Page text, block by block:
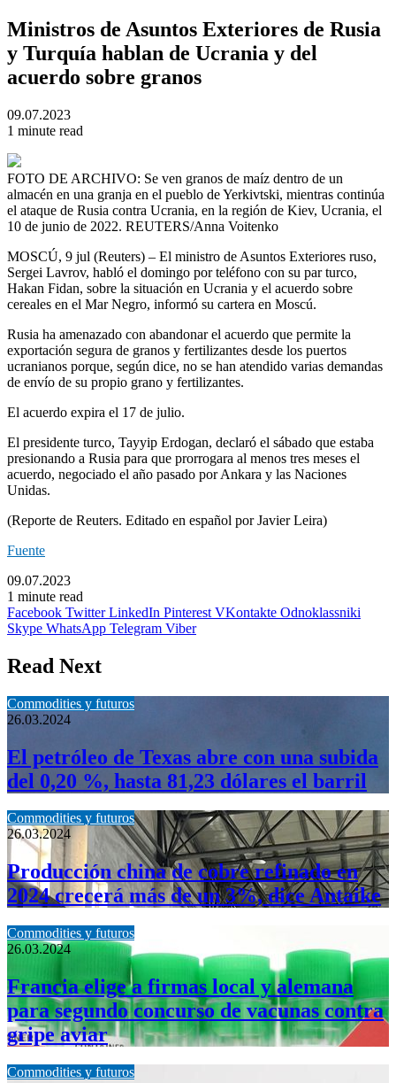
Ministros de Asuntos Exteriores de Rusia
y Turquía hablan de Ucrania y del
acuerdo sobre granos
09.07.2023
1 minute read
FOTO DE ARCHIVO: Se ven granos de maíz dentro de un
almacén en una granja en el pueblo de Yerkivtski, mientras continúa
el ataque de Rusia contra Ucrania, en la región de Kiev, Ucrania, el
10 de junio de 2022. REUTERS/Anna Voitenko
MOSCÚ, 9 jul (Reuters) – El ministro de Asuntos Exteriores ruso,
Sergei Lavrov, habló el domingo por teléfono con su par turco,
Hakan Fidan, sobre la situación en Ucrania y el acuerdo sobre
cereales en el Mar Negro, informó su cartera en Moscú.
Rusia ha amenazado con abandonar el acuerdo que permite la
exportación segura de granos y fertilizantes desde los puertos
ucranianos porque, según dice, no se han atendido varias demandas
de envío de su propio grano y fertilizantes.
El acuerdo expira el 17 de julio.
El presidente turco, Tayyip Erdogan, declaró el sábado que estaba
presionando a Rusia para que prorrogara al menos tres meses el
acuerdo, negociado el año pasado por Ankara y las Naciones
Unidas.
(Reporte de Reuters. Editado en español por Javier Leira)
Fuente
09.07.2023
1 minute read
Facebook Twitter LinkedIn Pinterest VKontakte Odnoklassniki
Skype WhatsApp Telegram Viber
Read Next
Commodities y futuros
26.03.2024
El petróleo de Texas abre con una subida
del 0,20 %, hasta 81,23 dólares el barril
Commodities y futuros
26.03.2024
Producción china de cobre refinado en
2024 crecerá más de un 3%, dice Antaike
Commodities y futuros
26.03.2024
Francia elige a firmas local y alemana
para segundo concurso de vacunas contra
gripe aviar
Commodities y futuros